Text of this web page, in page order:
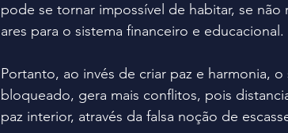
pode se tornar impossível de habitar, se não
ares para o sistema financeiro e educacional.
Portanto, ao invés de criar paz e harmonia, o
bloqueado, gera mais conflitos, pois
paz interior, através da falsa noção de